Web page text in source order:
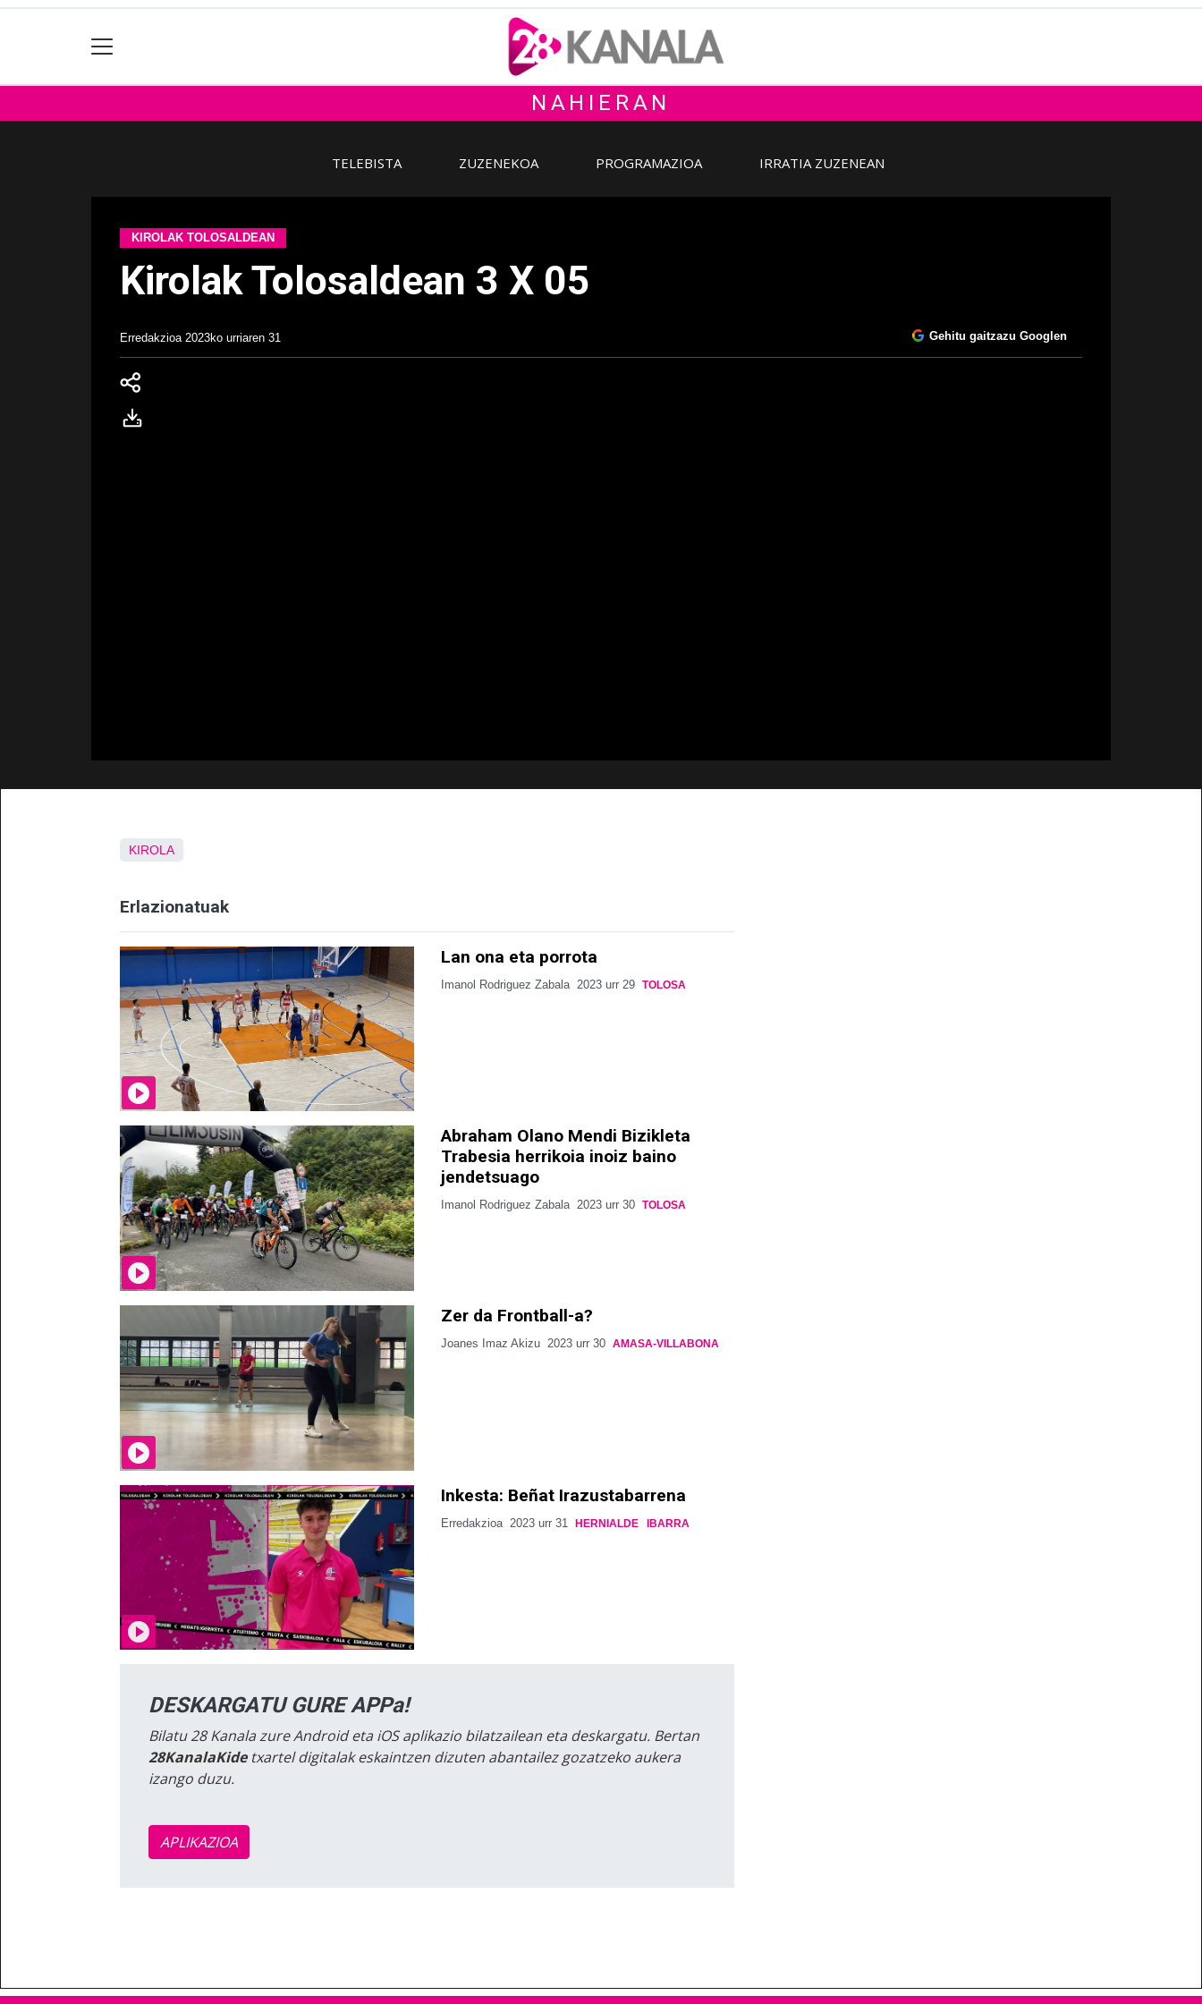
NAHIERAN
TELEBISTA ZUZENEKOA PROGRAMAZIOA IRRATIA ZUZENEAN
KIROLAK TOLOSALDEAN
Kirolak Tolosaldean 3 X 05
Erredakzioa 2023ko urriaren 31 Gehitu gaitzazu Googlen
KIROLA
Erlazionatuak
Lan ona eta porrota
Imanol Rodriguez Zabala 2023 urr 29 TOLOSA
Abraham Olano Mendi Bizikleta
Trabesia herrikoia inoiz baino
jendetsuago
Imanol Rodriguez Zabala 2023 urr 30 TOLOSA
Zer da Frontball-a?
Joanes Imaz Akizu 2023 urr 30 AMASA-VILLABONA
Inkesta: Beñat Irazustabarrena
Erredakzioa 2023 urr 31 HERNIALDE IBARRA
DESKARGATU GURE APPa!
Bilatu 28 Kanala zure Android eta iOS aplikazio bilatzailean eta deskargatu. Bertan
28KanalaKidetxartel digitalak eskaintzen dizuten abantailez gozatzeko aukera
izango duzu.
APLIKAZIOA